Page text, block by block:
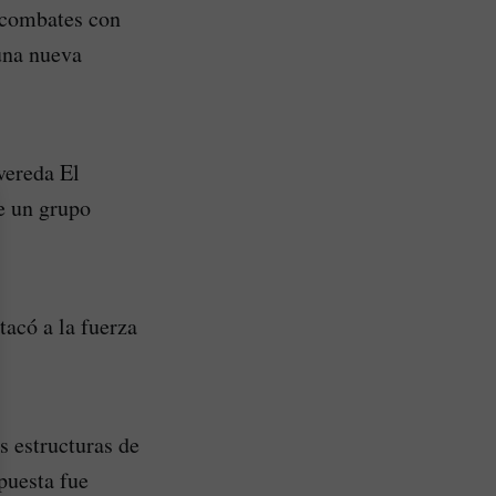
con
nueva
El
un grupo
a la fuerza
estructuras de
fue